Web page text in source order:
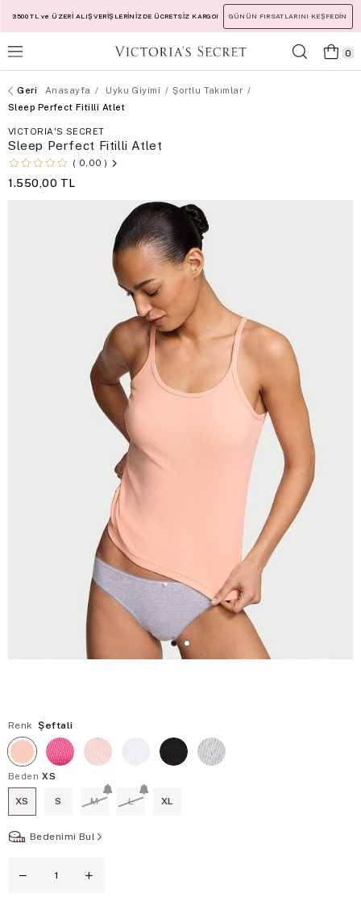
3500 TL ve ÜZERİ ALIŞVERİŞLERİNİZDE ÜCRETSİZ KARGO! GÜNÜN FIRSATLARINI KEŞFEDİN
0
Anasayfa Uyku Giyimi
Şortlu Takımlar
Sleep Perfect Fitilli Atlet
VICTORIA'S SECRET
Sleep Perfect Fitilli Atlet
0,00
1.550,00 TL
Renk Şeftali
Beden XS
XS S M L XL
Bedenimi Bul